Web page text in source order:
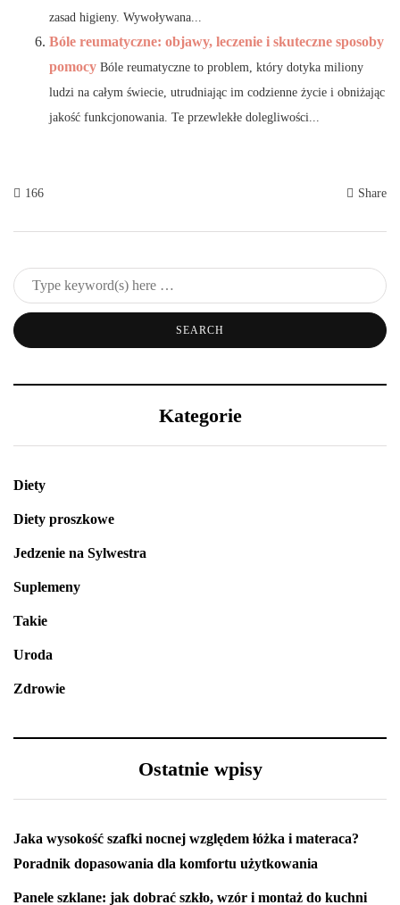
zasad higieny. Wywoływana...
Bóle reumatyczne: objawy, leczenie i skuteczne sposoby
pomocy Bóle reumatyczne to problem, który dotyka miliony
ludzi na całym świecie, utrudniając im codzienne życie i obniżając
jakość funkcjonowania. Te przewlekłe dolegliwości...
166 Share
Kategorie
Diety
Diety proszkowe
Jedzenie na Sylwestra
Suplemeny
Takie
Uroda
Zdrowie
Ostatnie wpisy
Jaka wysokość szafki nocnej względem łóżka i materaca?
Poradnik dopasowania dla komfortu użytkowania
Panele szklane: jak dobrać szkło, wzór i montaż do kuchni